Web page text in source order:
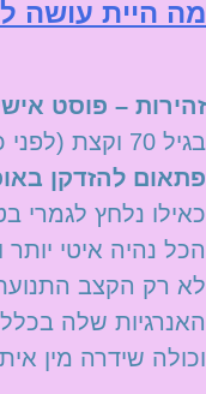
מה היית עושה
זהירות – פוסט
בגיל 70 וקצת (לפני כ-3 שנים),
פתאום להזדקן
כאילו נלחץ לגמרי
הכל נהיה איטי יותר
לא רק הקצב
האנרגיות שלה
וכולה שידרה מין